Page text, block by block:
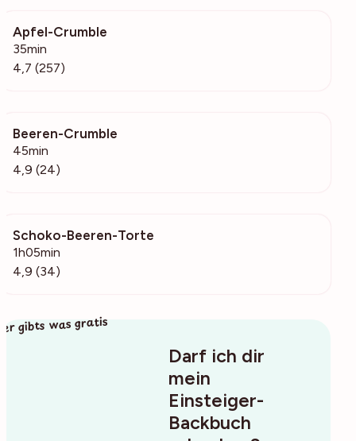
Apfel-Crumble
35min
4,7 (257)
Beeren-Crumble
45min
4,9 (24)
Schoko-Beeren-Torte
1h05min
4,9 (34)
Darf ich dir
mein
Einsteiger-
Backbuch
gibts was gratis